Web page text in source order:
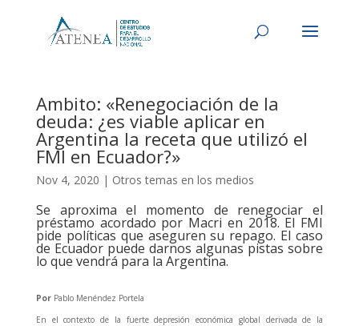
Ambito: «Renegociación de la
deuda: ¿es viable aplicar en
Argentina la receta que utilizó el
FMI en Ecuador?»
Nov 4, 2020 | Otros temas en los medios
Se aproxima el momento de renegociar el
préstamo acordado por Macri en 2018. El FMI
pide políticas que aseguren su repago. El caso
de Ecuador puede darnos algunas pistas sobre
lo que vendrá para la Argentina.
PorPablo Menéndez Portela
En el contexto de la fuerte depresión económica global derivada de la